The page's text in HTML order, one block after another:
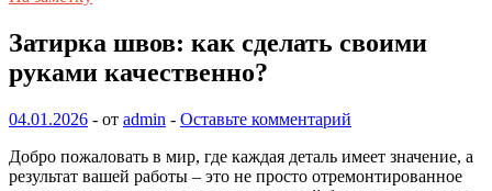
Затирка швов: как сделать своими
руками качественно?
04.01.2026 - от admin - Оставьте комментарий
Добро пожаловать в мир, где каждая деталь имеет значение, а
результат вашей работы – это не просто отремонтированное